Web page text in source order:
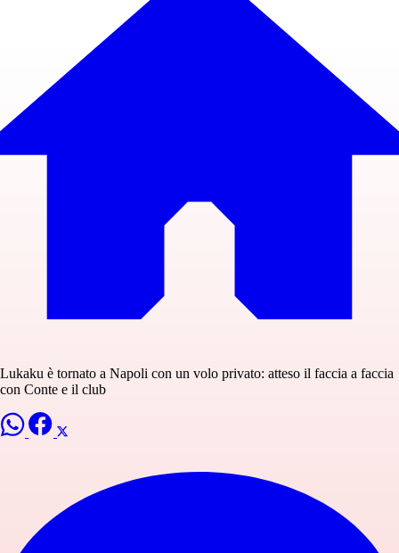
Lukaku è tornato a Napoli con un volo privato: atteso il faccia a faccia
con Conte e il club